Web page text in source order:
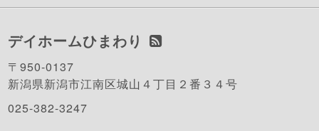
デイホームひまわり
〒950-0137
新潟県新潟市江南区城山４丁目２番３４号
025-382-3247